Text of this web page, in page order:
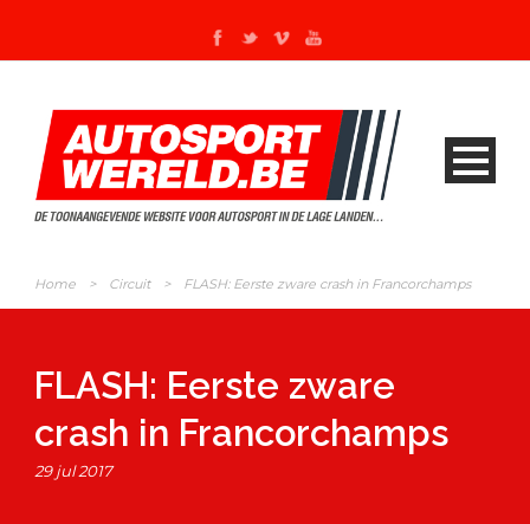
Home > Circuit > FLASH: Eerste zware crash in Francorchamps
FLASH: Eerste zware
crash in Francorchamps
29 jul 2017